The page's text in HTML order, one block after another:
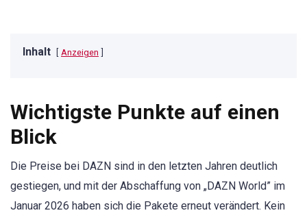
Inhalt Anzeigen
Wichtigste Punkte auf einen
Blick
Die Preise bei DAZN sind in den letzten Jahren deutlich
gestiegen, und mit der Abschaffung von „DAZN World” im
Januar 2026 haben sich die Pakete erneut verändert. Kein